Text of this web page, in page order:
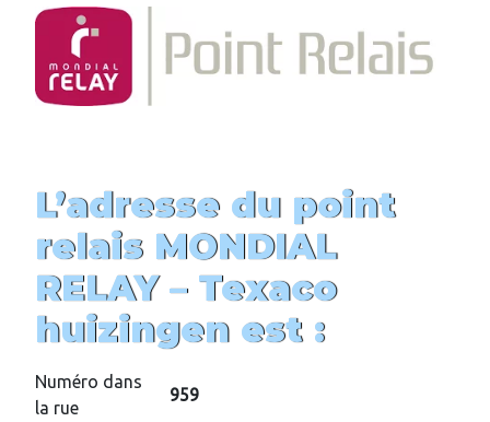
L’adresse du point
relais MONDIAL
RELAY – Texaco
huizingen est :
Numéro dans
la rue
959